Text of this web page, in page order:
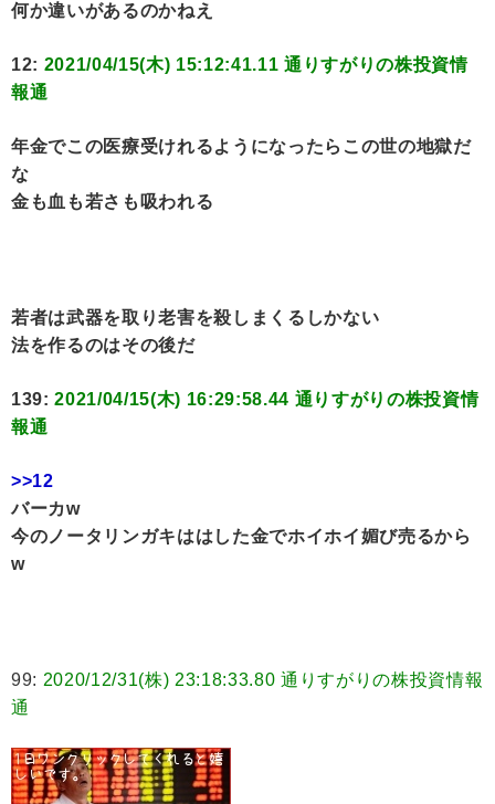
何か違いがあるのかねえ
12: 2021/04/15(木) 15:12:41.11 通りすがりの株投資情
報通
年金でこの医療受けれるようになったらこの世の地獄だ
な
金も血も若さも吸われる
若者は武器を取り老害を殺しまくるしかない
法を作るのはその後だ
139:2021/04/15(木) 16:29:58.44 通りすがりの株投資情
報通
>>12
バーカw
今のノータリンガキははした金でホイホイ媚び売るから
w
99: 2020/12/31(株) 23:18:33.80 通りすがりの株投資情報
通